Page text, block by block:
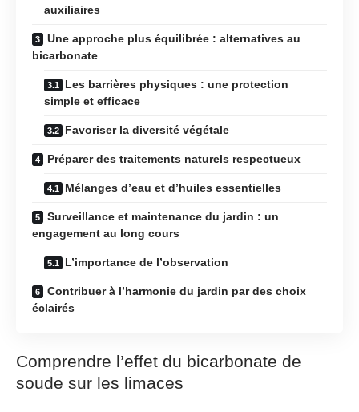
auxiliaires
Une approche plus équilibrée : alternatives au
bicarbonate
Les barrières physiques : une protection
simple et efficace
Favoriser la diversité végétale
Préparer des traitements naturels respectueux
Mélanges d’eau et d’huiles essentielles
Surveillance et maintenance du jardin : un
engagement au long cours
L’importance de l’observation
Contribuer à l’harmonie du jardin par des choix
éclairés
Comprendre l’effet du bicarbonate de
soude sur les limaces